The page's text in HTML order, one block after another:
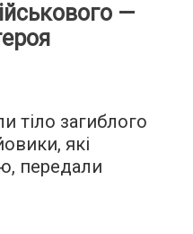
—
тіло загиблого
які
передали